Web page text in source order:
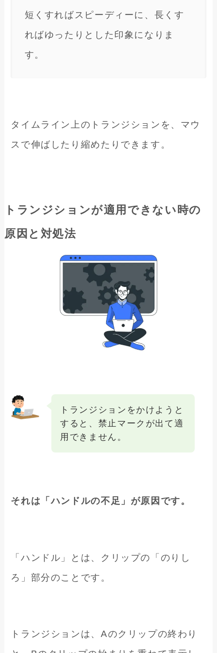
短くすればスピーディーに、長くす
ればゆったりとした印象になりま
す。
タイムライン上のトランジションを、マウ
スで伸ばしたり縮めたりできます。
トランジションが適用できない時の
原因と対処法
トランジションをかけようと
すると、禁止マークが出て適
用できません。
それは「ハンドルの不足」が原因です。
「ハンドル」とは、クリップの「のりし
ろ」部分のことです。
トランジションは、Aのクリップの終わり